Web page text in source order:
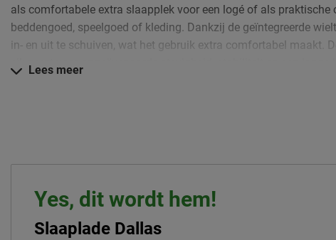
als comfortabele extra slaapplek voor een logé of als praktische
beddengoed, speelgoed of kleding. Dankzij de geïntegreerde
in- en uit te schuiven, wat het gebruik extra comfortabel maakt.
eik zorgt voor ongeëvenaarde stevigheid, stabiliteit en een lange
Stevig, stabiel en duurzaam ontwerp
·Geschikt voor huisbedden uit de DALLAS-collectie
Verzorging & Garantie
Je nieuwe Nature Oak bedlade wil je natuurlijk zo lang mogelijk
Lees meer
Yes, dit wordt hem!
Slaaplade Dallas